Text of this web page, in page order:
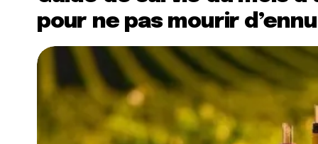
pour ne pas mourir